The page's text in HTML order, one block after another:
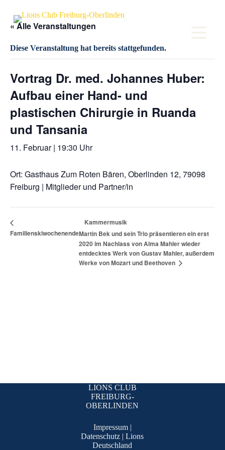
m
n
l
t
s
p
r
i
n
g
e
« Alle Veranstaltungen
Diese Veranstaltung hat bereits stattgefunden.
Vortrag Dr. med. Johannes Huber:
Aufbau einer Hand- und
plastischen Chirurgie in Ruanda
und Tansania
11. Februar | 19:30 Uhr
Ort: Gasthaus Zum Roten Bären, Oberlinden 12, 79098
Freiburg | Mitglieder und Partner/in
Familienskiwochenende
Kammermusik
Martin Bek und sein Trio präsentieren ein erst
2020 im Nachlass von Alma Mahler wieder
entdecktes Werk von Gustav Mahler, außerdem
Werke von Mozart und Beethoven
LIONS CLUB
FREIBURG-
OBERLINDEN
Impressum|
Datenschutz |Lions
Deutschland